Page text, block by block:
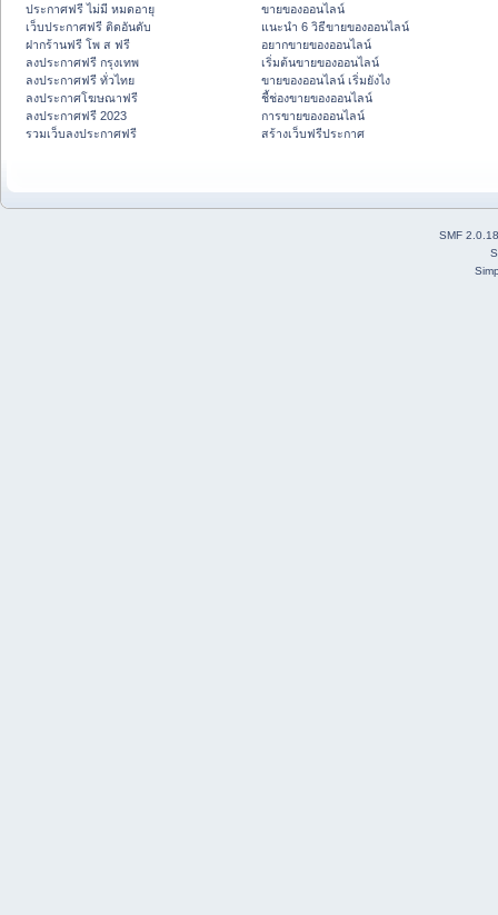
ประกาศฟรี ไม่มี หมดอายุ
เว็บประกาศฟรี ติดอันดับ
ฝากร้านฟรี โพ ส ฟรี
ลงประกาศฟรี กรุงเทพ
ลงประกาศฟรี ทั่วไทย
ลงประกาศโฆษณาฟรี
ลงประกาศฟรี 2023
รวมเว็บลงประกาศฟรี
ขายของออนไลน์
แนะนำ 6 วิธีขายของออนไลน์
อยากขายของออนไลน์
เริ่มต้นขายของออนไลน์
ขายของออนไลน์ เริ่มยังไง
ชี้ช่องขายของออนไลน์
การขายของออนไลน์
สร้างเว็บฟรีประกาศ
SMF 2.0.18